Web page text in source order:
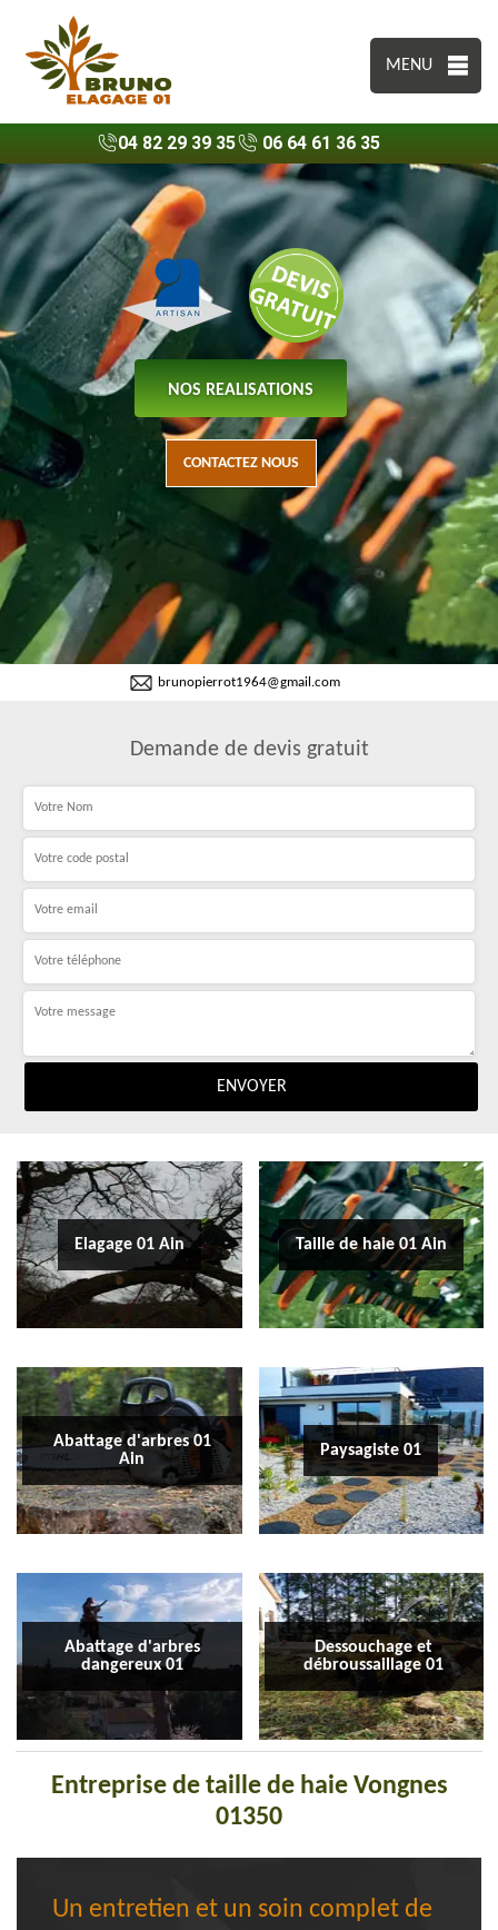
MENU
04 82 29 39 35 06 64 61 36 35
NOS REALISATIONS
CONTACTEZ NOUS
brunopierrot1964@gmail.com
Demande de devis gratuit
Elagage 01 Ain Taille de haie 01 Ain
Abattage d'arbres 01
Ain
Paysagiste 01
Abattage d'arbres
dangereux 01
Dessouchage et
débroussaillage 01
Entreprise de taille de haie Vongnes
01350
Un entretien et un soin complet de